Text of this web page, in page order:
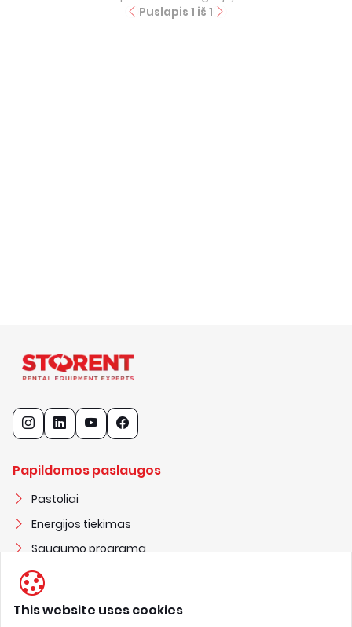
Puslapis 1 iš 1
Papildomos paslaugos
Pastoliai
Energijos tiekimas
Saugumo programa
Statybiniai nameliai
This website uses cookies